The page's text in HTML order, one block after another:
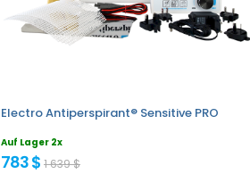
Electro Antiperspirant® Sensitive PRO
Auf Lager 2x
783 $ 1 639 $